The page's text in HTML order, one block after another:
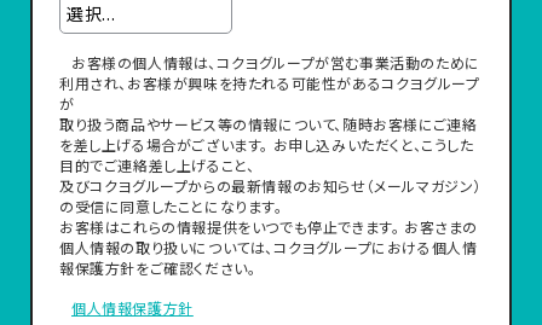
お客様の個人情報は、コクヨグループが営む事業活動のために
利用され、お客様が興味を持たれる可能性があるコクヨグループ
が
取り扱う商品やサービス等の情報について、随時お客様にご連絡
を差し上げる場合がございます。 お申し込みいただくと、こうした
目的でご連絡差し上げること、
及びコクヨグループからの最新情報のお知らせ（メールマガジン）
の受信に同意したことになります。
お客様はこれらの情報提供をいつでも停止できます。 お客さまの
個人情報の取り扱いについては、コクヨグループにおける個人情
報保護方針をご確認ください。
個人情報保護方針